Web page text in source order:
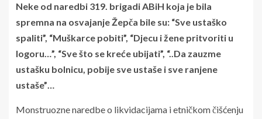
Neke od naredbi 319. brigadi ABiH koja je bila
spremna na osvajanje Žepča bile su: “Sve ustaško
spaliti”, “Muškarce pobiti”, “Djecu i žene pritvoriti u
logoru…”, “Sve što se kreće ubijati”, “..Da zauzme
ustašku bolnicu, pobije sve ustaše i sve ranjene
ustaše”…
Monstruozne naredbe o likvidacijama i etničkom čišćenju